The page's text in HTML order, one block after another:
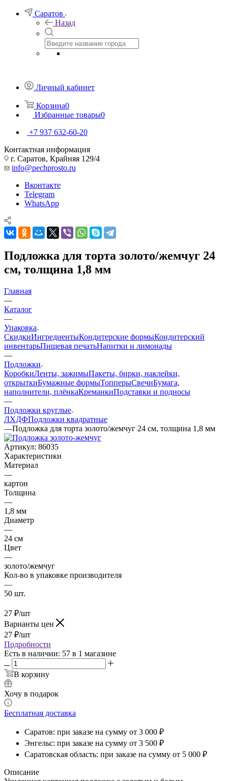
Саратов
Назад
Личный кабинет
Корзина0
Избранные товары0
+7 937 632-60-20
Контактная информация
г. Саратов, Крайняя 129/4
info@pechprosto.ru
Вконтакте
Telegram
WhatsApp
Подложка для торта золото/жемчуг 24
см, толщина 1,8 мм
Главная
—
Каталог
—
Упаковка
СкидкиИнгредиентыКондитерские формыКондитерский
инвентарьПищевая печатьНапитки и лимонады
—
Подложки
КоробкиЛенты, зажимыПакеты, бирки, наклейки,
открыткиБумажные формыТопперыСвечиБумага,
наполнители, плёнкаКреманкиПодставки и подносы
—
Подложки круглые
ЛХДФПодложки квадратные
—Подложка для торта золото/жемчуг 24 см, толщина 1,8 мм
Артикул: 86035
Характеристики
Материал
—
картон
Толщина
—
1,8 мм
Диаметр
—
24 см
Цвет
—
золото/жемчуг
Кол-во в упаковке производителя
—
50 шт.
27 ₽/шт
Варианты цен
27 ₽/шт
Подробности
Есть в наличии: 57 в 1 магазине
В корзину
Хочу в подарок
Бесплатная доставка
Саратов: при заказе на сумму от 3 000 ₽
Энгельс: при заказе на сумму от 3 500 ₽
Саратовская область: при заказе на сумму от 5 000 ₽
Описание